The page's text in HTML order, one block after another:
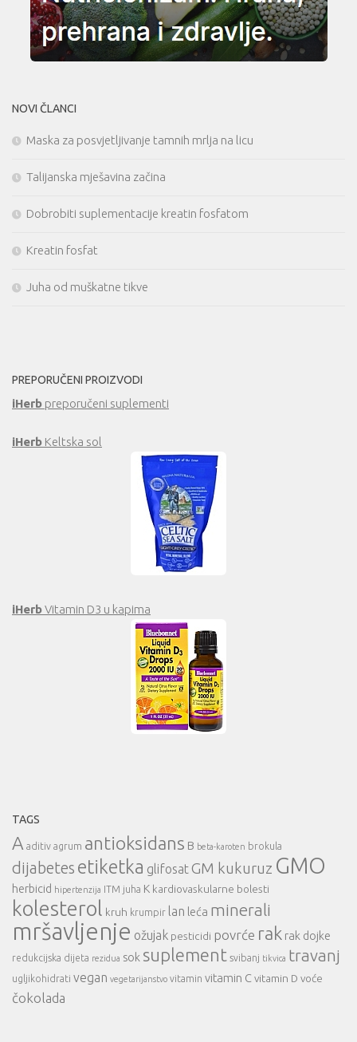
NOVI ČLANCI
Maska za posvjetljivanje tamnih mrlja na licu
Talijanska mješavina začina
Dobrobiti suplementacije kreatin fosfatom
Kreatin fosfat
Juha od muškatne tikve
PREPORUČENI PROIZVODI
iHerb preporučeni suplementi
iHerb Keltska sol
iHerbVitamin D3 u kapima
TAGS
A aditiv agrum antioksidans B beta-karoten brokula
dijabetes etiketka glifosatGM kukuruz GMO
herbicid hipertenzija ITM juha K kardiovaskularne bolesti
kolesterol kruh krumpir lan leća minerali
mršavljenje ožujak pesticidi povrće rak rak dojke
redukcijska dijeta rezidua sok suplement svibanj tikvica travanj
ugljikohidrati vegan vegetarijanstvo vitamin vitamin C vitamin D voće
čokolada